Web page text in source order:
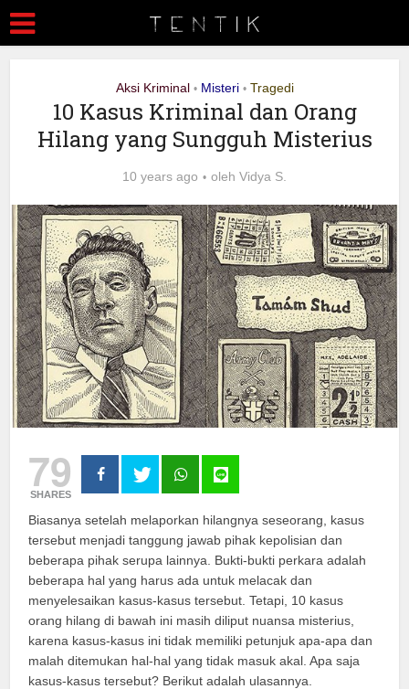
Aksi Kriminal • Misteri • Tragedi
10 Kasus Kriminal dan Orang
Hilang yang Sungguh Misterius
10 years ago oleh Vidya S.
79
SHARES
Biasanya setelah melaporkan hilangnya seseorang, kasus
tersebut menjadi tanggung jawab pihak kepolisian dan
beberapa pihak serupa lainnya. Bukti-bukti perkara adalah
beberapa hal yang harus ada untuk melacak dan
menyelesaikan kasus-kasus tersebut. Tetapi, 10 kasus
orang hilang di bawah ini masih diliput nuansa misterius,
karena kasus-kasus ini tidak memiliki petunjuk apa-apa dan
malah ditemukan hal-hal yang tidak masuk akal. Apa saja
kasus-kasus tersebut? Berikut adalah ulasannya.